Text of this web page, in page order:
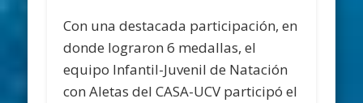
Con una destacada participación, en
donde lograron 6 medallas, el
equipo Infantil-Juvenil de Natación
con Aletas del CASA-UCV participó el